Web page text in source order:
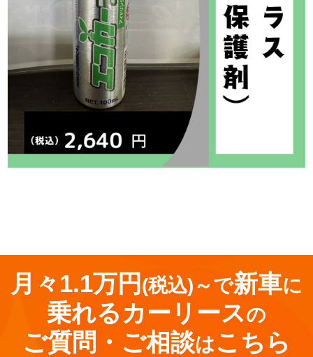
月々1.1万円 (税込)～で新車に
乗れる カーリースの
ご質問・ご相談はこちら